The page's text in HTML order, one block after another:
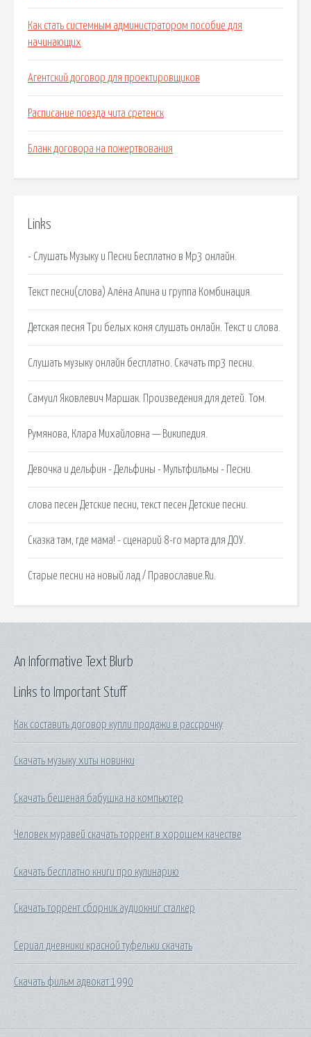
Как стать системным администратором пособие для
начинающих
Агентский договор для проектировщиков
Расписание поезда чита сретенск
Бланк договора на пожертвования
Links
- Слушать Музыку и Песни Бесплатно в Mp3 онлайн.
Текст песни(слова) Алёна Апина и группа Комбинация.
Детская песня Три белых коня слушать онлайн. Текст и слова.
Слушать музыку онлайн бесплатно. Скачать mp3 песни.
Самуил Яковлевич Маршак. Произведения для детей. Том.
Румянова, Клара Михайловна — Википедия.
Девочка и дельфин - Дельфины - Мультфильмы - Песни.
слова песен Детские песни, текст песен Детские песни.
Сказка там, где мама! - сценарий 8-го марта для ДОУ.
Старые песни на новый лад / Православие.Ru.
Links to Important Stuff
Как составить договор купли продажи в рассрочку
Скачать музыку хиты новинки
Скачать бешеная бабушка на компьютер
Человек муравей скачать торрент в хорошем качестве
Скачать бесплатно книги про кулинарию
Скачать торрент сборник аудиокниг сталкер
Сериал дневники красной туфельки скачать
Скачать фильм адвокат 1990
An Informative Text Blurb